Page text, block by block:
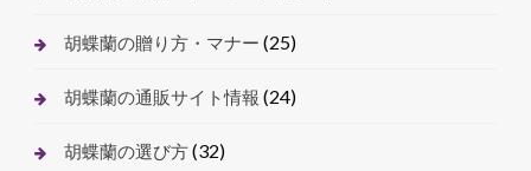
胡蝶蘭の贈り方・マナー (25)
胡蝶蘭の通販サイト情報 (24)
胡蝶蘭の選び方(32)